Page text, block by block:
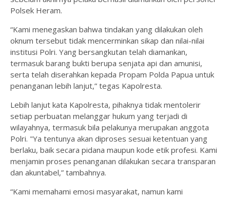
Polsek Heram.
‎“Kami menegaskan bahwa tindakan yang dilakukan oleh
oknum tersebut tidak mencerminkan sikap dan nilai-nilai
institusi Polri. Yang bersangkutan telah diamankan,
termasuk barang bukti berupa senjata api dan amunisi,
serta telah diserahkan kepada Propam Polda Papua untuk
penanganan lebih lanjut,” tegas Kapolresta.
‎Lebih lanjut kata Kapolresta, pihaknya tidak mentolerir
setiap perbuatan melanggar hukum yang terjadi di
wilayahnya, termasuk bila pelakunya merupakan anggota
Polri. "Ya tentunya akan diproses sesuai ketentuan yang
berlaku, baik secara pidana maupun kode etik profesi. Kami
menjamin proses penanganan dilakukan secara transparan
dan akuntabel,” tambahnya.
‎“Kami memahami emosi masyarakat, namun kami